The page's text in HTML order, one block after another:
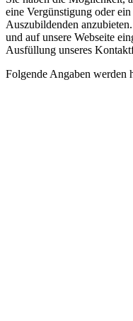
eine Vergünstigung oder
Auszubildenden
und auf unsere Webseite
Ausfüllung unseres
Folgende Angaben werden